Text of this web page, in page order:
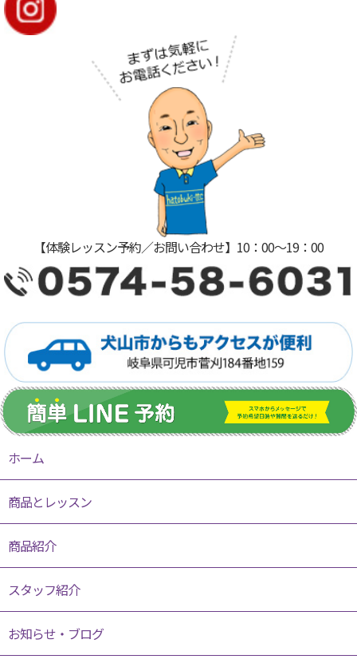
【体験レッスン予約／お問い合わせ】10：00〜19：00
ホーム
商品とレッスン
商品紹介
スタッフ紹介
お知らせ・ブログ